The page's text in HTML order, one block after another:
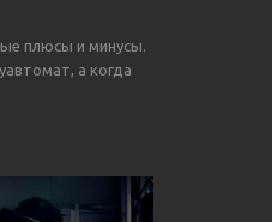
плюсы и минусы.
а когда